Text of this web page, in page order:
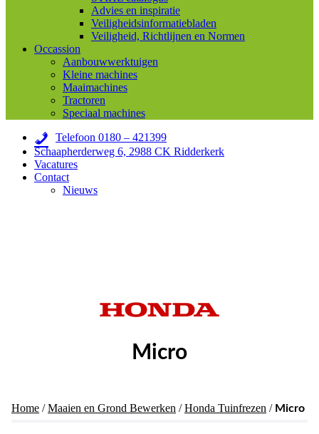
Advies en inspiratie
Veiligheidsinformatiebladen
Veiligheid, Richtlijnen en Normen
Occassion
Aanbouwwerktuigen
Kleine machines
Maaimachines
Tractoren
Speciaal machines
Telefoon 0180 – 421399
Schaapherderweg 6, 2988 CK Ridderkerk
Vacatures
Contact
Nieuws
Micro
Home /Maaien en Grond Bewerken /Honda Tuinfrezen / Micro